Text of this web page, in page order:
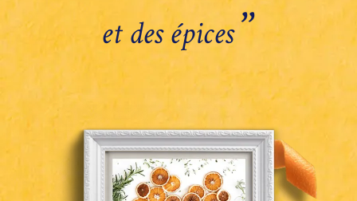
et des épices’’